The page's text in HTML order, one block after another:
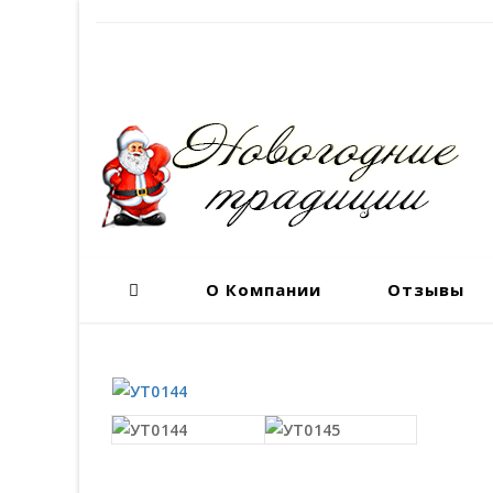
О Компании Отзывы